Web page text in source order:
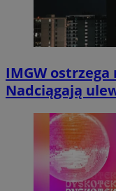
IMGW
Nadciągają